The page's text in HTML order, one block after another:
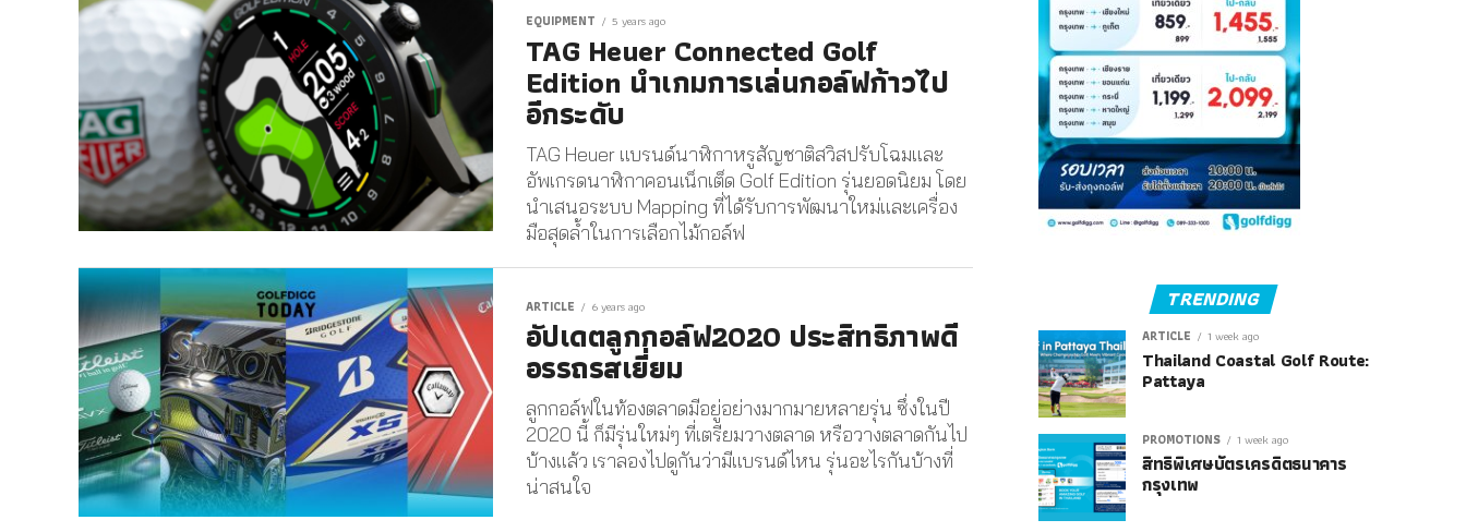
EQUIPMENT 5 years ago
TAG Heuer Connected Golf
Edition นำเกมการเล่นกอล์ฟก้าวไป
อีกระดับ
TAG Heuer แบรนด์นาฬิกาหรูสัญชาติสวิสปรับโฉมและ
อัพเกรดนาฬิกาคอนเน็กเต็ด Golf Edition รุ่นยอดนิยม โดย
นำเสนอระบบ Mapping ที่ได้รับการพัฒนาใหม่และเครื่อง
มือสุดล้ำในการเลือกไม้กอล์ฟ
ARTICLE 6 years ago
อัปเดตลูกกอล์ฟ2020 ประสิทธิภาพดี
อรรถรสเยี่ยม
ลูกกอล์ฟในท้องตลาดมีอยู่อย่างมากมายหลายรุ่น ซึ่งในปี
2020 นี้ ก็มีรุ่นใหม่ๆ ที่เตรียมวางตลาด หรือวางตลาดกันไป
บ้างแล้ว เราลองไปดูกันว่ามีแบรนด์ไหน รุ่นอะไรกันบ้างที่
น่าสนใจ
TRENDING
ARTICLE 1 week ago
Thailand Coastal Golf Route:
Pattaya
PROMOTIONS 1 week ago
สิทธิพิเศษบัตรเครดิตธนาคาร
กรุงเทพ